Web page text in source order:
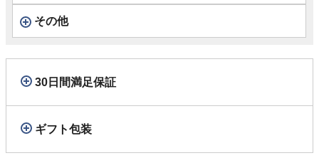
その他
30日間満足保証
ギフト包装